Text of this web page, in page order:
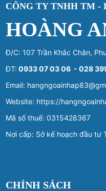
CÔNG TY TNHH TM -
HOÀNG
Đ/C: 107 Trần Khắc Chân,
ĐT: 0933 07 03 06 - 028
Email:
Website: https://
Mã số thuế: 0315428367
Nơi cấp: Sở kế hoạch đầu tư
CHÍNH SÁCH